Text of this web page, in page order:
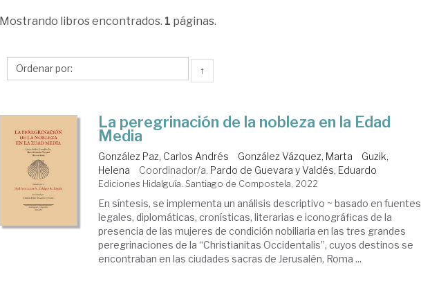
Guzik,
Mostrando libros encontrados. 1 páginas.
↑
La peregrinación de la nobleza en la Edad
Media
González Paz, Carlos Andrés González Vázquez, Marta
Guzik,
Helena
Coordinador/a. Pardo de Guevara y Valdés, Eduardo
Ediciones Hidalguía. Santiago de Compostela, 2022
En síntesis, se implementa un análisis descriptivo ~ basado en fuentes
legales, diplomáticas, cronísticas, literarias e iconográficas de la
presencia de las mujeres de condición nobiliaria en las tres grandes
peregrinaciones de la “Christianitas Occidentalis”, cuyos destinos se
encontraban en las ciudades sacras de Jerusalén, Roma ...